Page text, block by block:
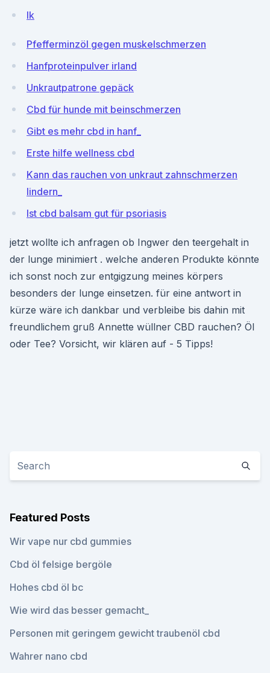
Ik
Pfefferminzöl gegen muskelschmerzen
Hanfproteinpulver irland
Unkrautpatrone gepäck
Cbd für hunde mit beinschmerzen
Gibt es mehr cbd in hanf_
Erste hilfe wellness cbd
Kann das rauchen von unkraut zahnschmerzen
lindern_
Ist cbd balsam gut für psoriasis
jetzt wollte ich anfragen ob Ingwer den teergehalt in
der lunge minimiert . welche anderen Produkte könnte
ich sonst noch zur entgigzung meines körpers
besonders der lunge einsetzen. für eine antwort in
kürze wäre ich dankbar und verbleibe bis dahin mit
freundlichem gruß Annette wüllner CBD rauchen? Öl
oder Tee? Vorsicht, wir klären auf - 5 Tipps!
Featured Posts
Wir vape nur cbd gummies
Cbd öl felsige bergöle
Hohes cbd öl bc
Wie wird das besser gemacht_
Personen mit geringem gewicht traubenöl cbd
Wahrer nano cbd